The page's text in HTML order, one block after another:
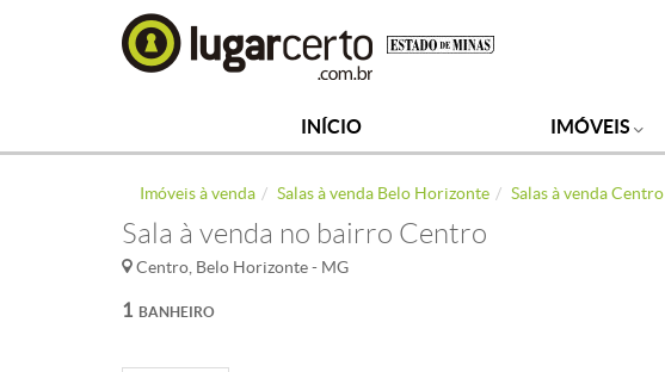
INÍCIO IMÓVEIS
Imóveis à venda Salas à venda Belo Horizonte Salas à venda Centro
Sala à venda no bairro Centro
Centro, Belo Horizonte - MG
BANHEIRO
1